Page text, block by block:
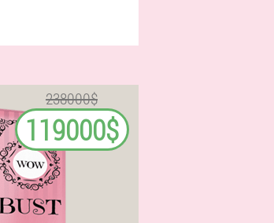
238000$
119000$